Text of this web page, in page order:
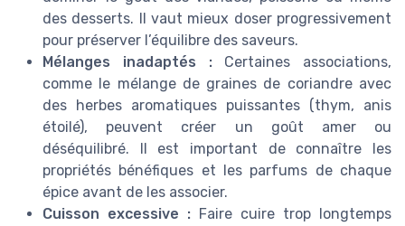
des desserts. Il vaut mieux doser progressivement
pour préserver l’équilibre des saveurs.
Mélanges inadaptés :Certaines associations,
comme le mélange de graines de coriandre avec
des herbes aromatiques puissantes (thym, anis
étoilé), peuvent créer un goût amer ou
déséquilibré. Il est important de connaître les
propriétés bénéfiques et les parfums de chaque
épice avant de les associer.
Cuisson excessive : Faire cuire trop longtemps